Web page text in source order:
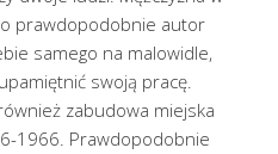
prawdopodobnie autor
samego na malowidle,
swoją pracę.
zabudowa miejska
1966. Prawdopodobnie